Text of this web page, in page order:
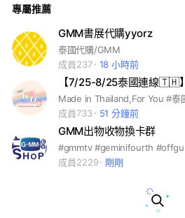
專屬推薦
GMM書展代購yyorz
泰國代購/GMM
成員237
18 小時前
【7/25-8/25泰國連線🇹🇭
成員733
51 分鐘前
GMM出物收物換卡群
成員2229
剛剛